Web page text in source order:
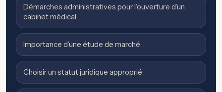
Démarches administratives pour l’ouverture d’un
cabinet médical
Importance d’une étude de marché
Choisir un statut juridique approprié